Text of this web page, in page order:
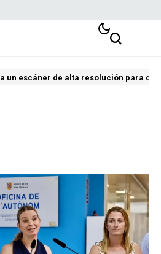
un escáner de alta resolución para